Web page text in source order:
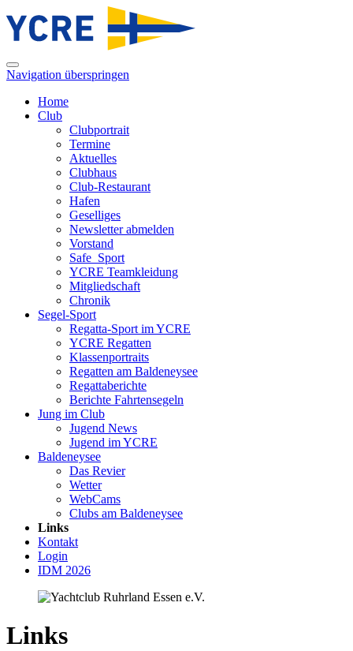
Navigation überspringen
Home
Club
Clubportrait
Termine
Aktuelles
Clubhaus
Club-Restaurant
Hafen
Geselliges
Newsletter abmelden
Vorstand
Safe_Sport
YCRE Teamkleidung
Mitgliedschaft
Chronik
Segel-Sport
Regatta-Sport im YCRE
YCRE Regatten
Klassenportraits
Regatten am Baldeneysee
Regattaberichte
Berichte Fahrtensegeln
Jung im Club
Jugend News
Jugend im YCRE
Baldeneysee
Das Revier
Wetter
WebCams
Clubs am Baldeneysee
Links
Kontakt
Login
IDM 2026
Links